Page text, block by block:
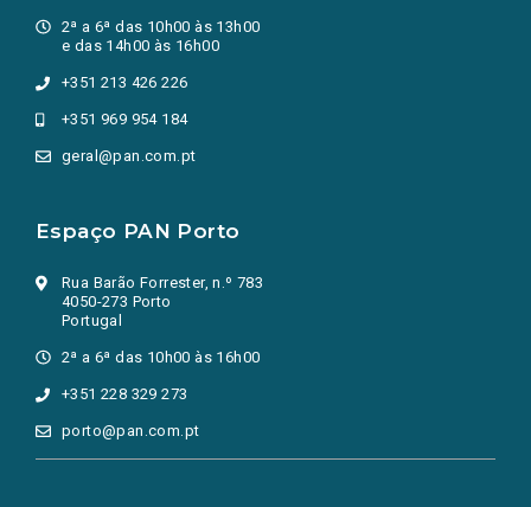
2ª a 6ª das 10h00 às 13h00
e das 14h00 às 16h00
+351 213 426 226
+351 969 954 184
geral@pan.com.pt
Espaço PAN Porto
Rua Barão Forrester, n.º 783
4050-273 Porto
Portugal
2ª a 6ª das 10h00 às 16h00
+351 228 329 273
porto@pan.com.pt